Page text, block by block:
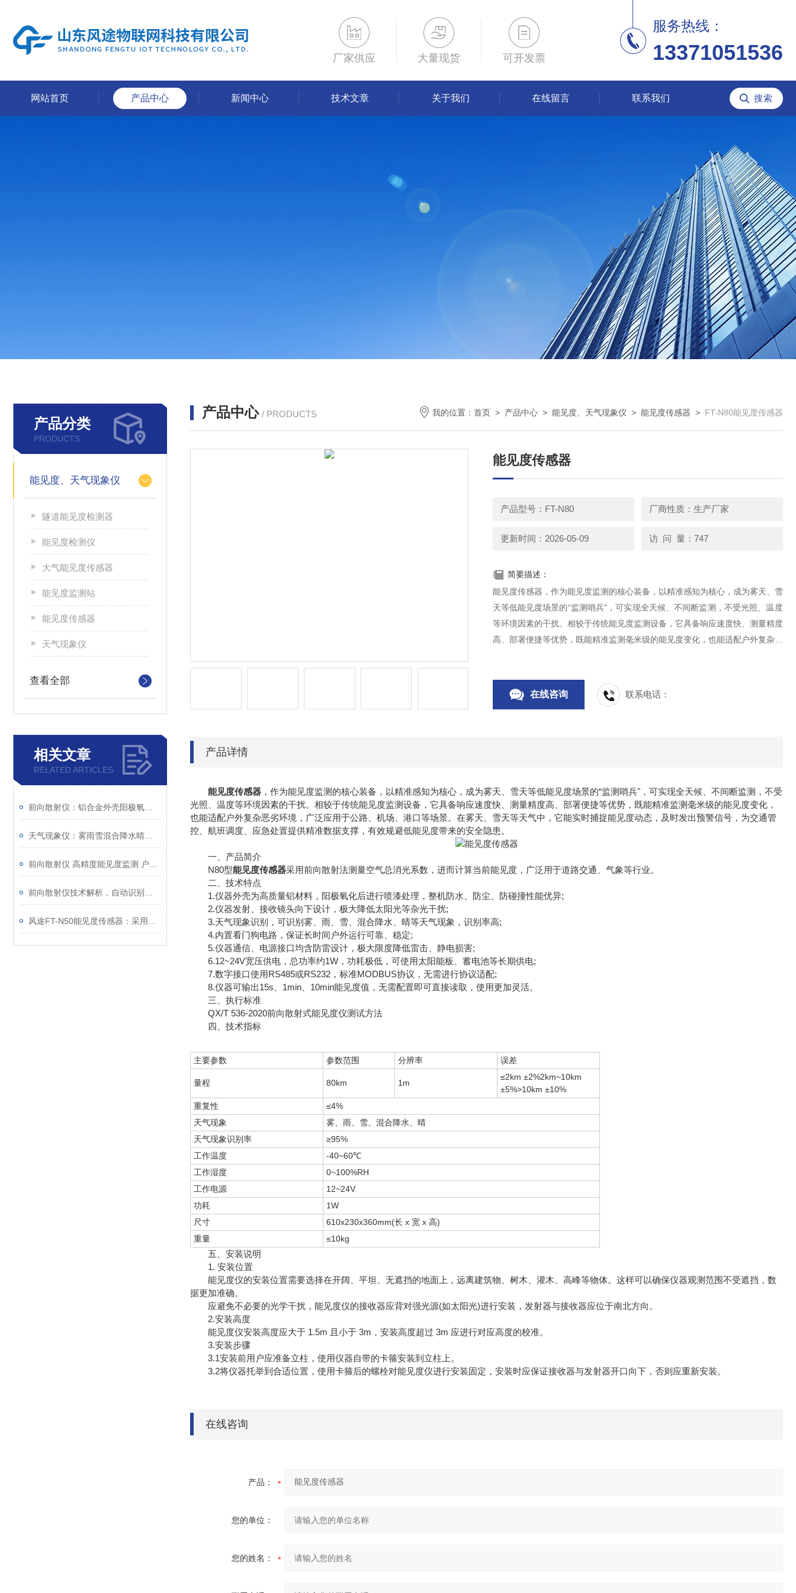
厂家供应 大量现货 可开发票
服务热线：
13371051536
网站首页 产品中心 新闻中心 技术文章 关于我们 在线留言 联系我们
产品分类
PRODUCTS
能见度、天气现象仪
隧道能见度检测器
能见度检测仪
大气能见度传感器
能见度监测站
能见度传感器
天气现象仪
查看全部
相关文章
RELATED ARTICLES
产品中心 / PRODUCTS 我的位置： 首页 > 产品中心 > 能见度、天气现象仪 > 能见度传感器 > FT-N80能见度传感器
能见度传感器
产品型号：FT-N80 厂商性质：生产厂家
更新时间：2026-05-09 访 问 量：747
简要描述：
能见度传感器，作为能见度监测的核心装备，以精准感知为核心，成为雾天、雪
天等低能见度场景的“监测哨兵"，可实现全天候、不间断监测，不受光照、温度
等环境因素的干扰。相较于传统能见度监测设备，它具备响应速度快、测量精度
高、部署便捷等优势，既能精准监测毫米级的能见度变化，也能适配户外复杂恶
在线咨询 联系电话：
产品详情
能见度传感器 ，作为能见度监测的核心装备，以精准感知为核心，成为雾天、雪天等低能见度场景的“监测哨兵"，可实现全天候、不间断监测，不受
光照、温度等环境因素的干扰。相较于传统能见度监测设备，它具备响应速度快、测量精度高、部署便捷等优势，既能精准监测毫米级的能见度变化，
也能适配户外复杂恶劣环境，广泛应用于公路、机场、港口等场景。在雾天、雪天等天气中，它能实时捕捉能见度动态，及时发出预警信号，为交通管
控、航班调度、应急处置提供精准数据支撑，有效规避低能见度带来的安全隐患。
一、产品简介
N80型能见度传感器采用前向散射法测量空气总消光系数，进而计算当前能见度，广泛用于道路交通、气象等行业。
二、技术特点
1.仪器外壳为高质量铝材料，阳极氧化后进行喷漆处理，整机防水、防尘、防碰撞性能优异;
2.仪器发射、接收镜头向下设计，极大降低太阳光等杂光干扰;
3.天气现象识别，可识别雾、雨、雪、混合降水、晴等天气现象，识别率高;
4.内置看门狗电路，保证长时间户外运行可靠、稳定;
5.仪器通信、电源接口均含防雷设计，极大限度降低雷击、静电损害;
6.12~24V宽压供电，总功率约1W，功耗极低，可使用太阳能板、蓄电池等长期供电;
7.数字接口使用RS485或RS232，标准MODBUS协议，无需进行协议适配;
8.仪器可输出15s、1min、10min能见度值，无需配置即可直接读取，使用更加灵活。
三、执行标准
QX/T 536-2020前向散射式能见度仪测试方法
四、技术指标
主要参数 参数范围 分辨率 误差
量程 80km 1m
≤2km ±2%2km~10km
±5%>10km ±10%
重复性
≤4%
天气现象
雾、雨、雪、混合降水、晴
天气现象识别率
≥95%
工作温度
-40~60℃
工作湿度
0~100%RH
工作电源
12~24V
功耗
1W
尺寸
610x230x360mm(长 x 宽 x 高)
重量
≤10kg
五、安装说明
1. 安装位置
能见度仪的安装位置需要选择在开阔、平坦、无遮挡的地面上，远离建筑物、树木、灌木、高峰等物体。这样可以确保仪器观测范围不受遮挡，数
据更加准确。
应避免不必要的光学干扰，能见度仪的接收器应背对强光源(如太阳光)进行安装，发射器与接收器应位于南北方向。
2.安装高度
能见度仪安装高度应大于 1.5m 且小于 3m，安装高度超过 3m 应进行对应高度的校准。
3.安装步骤
3.1安装前用户应准备立柱，使用仪器自带的卡箍安装到立柱上。
3.2将仪器托举到合适位置，使用卡箍后的螺栓对能见度仪进行安装固定，安装时应保证接收器与发射器开口向下，否则应重新安装。
在线咨询
产品：
您的单位：
您的姓名：